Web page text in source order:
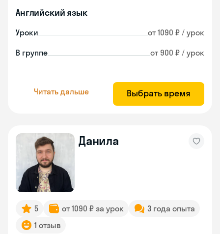
Английский язык
Уроки от 1090 ₽ / урок
В группе от 900 ₽ / урок
Читать дальше Выбрать время
Данила
5 от 1090 ₽ за урок
3 года опыта
1 отзыв